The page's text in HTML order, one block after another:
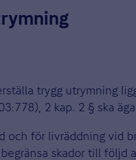
trygg utrymning
2 kap. 2 § ska
för livräddning vid
skador till följd